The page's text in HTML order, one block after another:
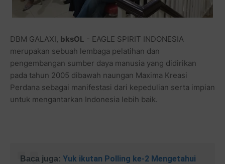
DBM GALAXI, bksOL - EAGLE SPIRIT INDONESIA
merupakan sebuah lembaga pelatihan dan
pengembangan sumber daya manusia yang didirikan
pada tahun 2005 dibawah naungan Maxima Kreasi
Perdana sebagai manifestasi dari kepedulian serta impian
untuk mengantarkan Indonesia lebih baik.
Baca juga: Yuk ikutan Polling ke-2 Mengetahui